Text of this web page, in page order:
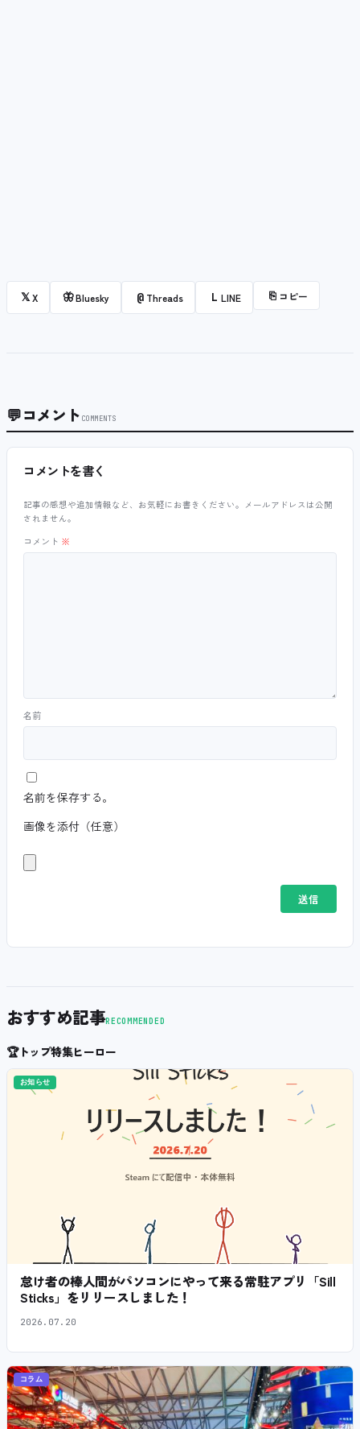
𝕏X 🦋Bluesky @ Threads L LINE ⎘ コピー
💬コメント COMMENTS
コメントを書く
記事の感想や追加情報など、お気軽にお書きください。メールアドレスは公開
されません。
コメント ※
名前
名前を保存する。
画像を添付（任意）
おすすめ記事RECOMMENDED
🏆トップ特集ヒーロー
お知らせ
怠け者の棒人間がパソコンにやって来る常駐アプリ「Sill
Sticks」をリリースしました！
2026.07.20
コラム